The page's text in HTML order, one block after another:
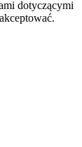
dotyczącymi